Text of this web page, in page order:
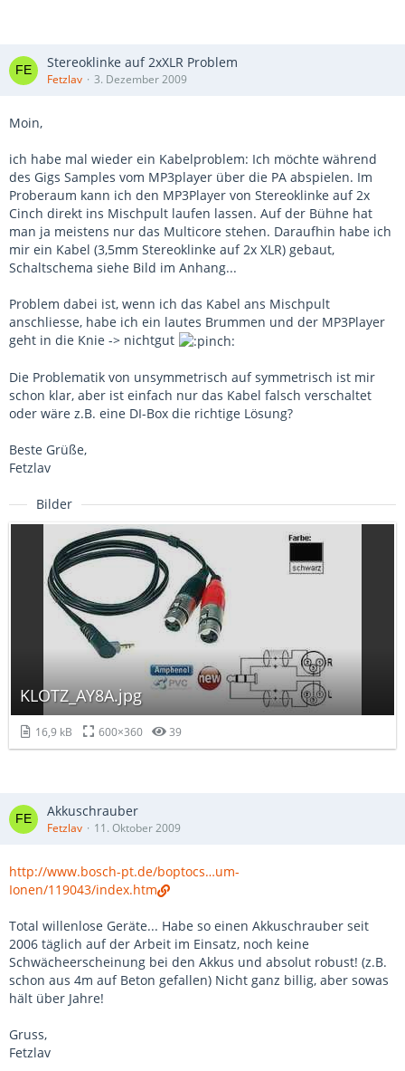
Stereoklinke auf 2xXLR Problem
Fetzlav 3. Dezember 2009
Moin,
ich habe mal wieder ein Kabelproblem: Ich möchte während
des Gigs Samples vom MP3player über die PA abspielen. Im
Proberaum kann ich den MP3Player von Stereoklinke auf 2x
Cinch direkt ins Mischpult laufen lassen. Auf der Bühne hat
man ja meistens nur das Multicore stehen. Daraufhin habe ich
mir ein Kabel (3,5mm Stereoklinke auf 2x XLR) gebaut,
Schaltschema siehe Bild im Anhang...
Problem dabei ist, wenn ich das Kabel ans Mischpult
anschliesse, habe ich ein lautes Brummen und der MP3Player
geht in die Knie -> nichtgut
Die Problematik von unsymmetrisch auf symmetrisch ist mir
schon klar, aber ist einfach nur das Kabel falsch verschaltet
oder wäre z.B. eine DI-Box die richtige Lösung?
Beste Grüße,
Fetzlav
Bilder
KLOTZ_AY8A.jpg
16,9 kB 600×360 39
Akkuschrauber
Fetzlav 11. Oktober 2009
http://www.bosch-pt.de/boptocs…um-
Ionen/119043/index.htm
Total willenlose Geräte... Habe so einen Akkuschrauber seit
2006 täglich auf der Arbeit im Einsatz, noch keine
Schwächeerscheinung bei den Akkus und absolut robust! (z.B.
schon aus 4m auf Beton gefallen) Nicht ganz billig, aber sowas
hält über Jahre!
Gruss,
Fetzlav